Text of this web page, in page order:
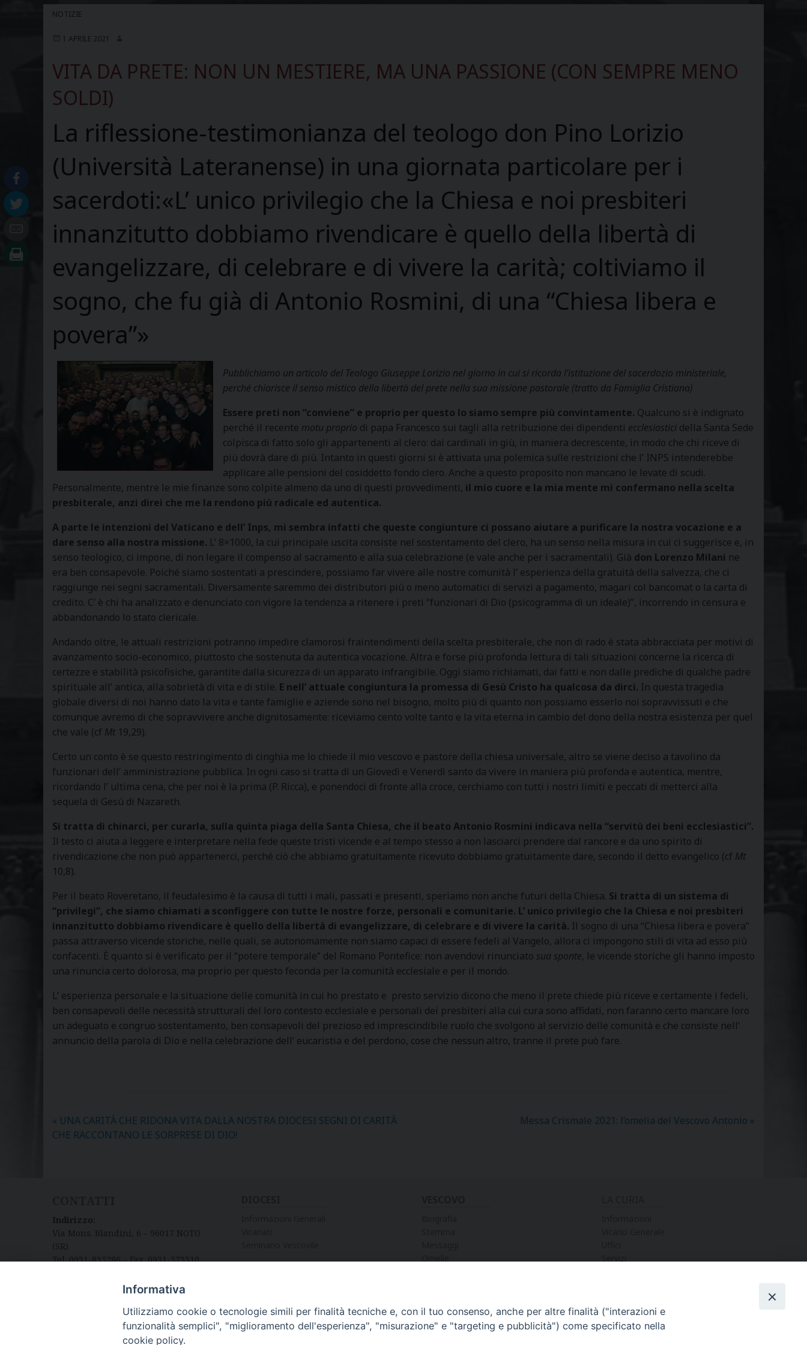
NOTIZIE
1 APRILE 2021
VITA DA PRETE: NON UN MESTIERE, MA UNA PASSIONE (CON SEMPRE MENO
SOLDI)
La riflessione-testimonianza del teologo don Pino Lorizio
(Università Lateranense) in una giornata particolare per i
sacerdoti:«L’ unico privilegio che la Chiesa e noi presbiteri
innanzitutto dobbiamo rivendicare è quello della libertà di
evangelizzare, di celebrare e di vivere la carità; coltiviamo il
sogno, che fu già di Antonio Rosmini, di una “Chiesa libera e
povera”»
Pubblichiamo un articolo del Teologo Giuseppe Lorizio nel giorno in cui si ricorda l’istituzione del sacerdozio ministeriale,
perché chiarisce il senso mistico della libertà del prete nella sua missione pastorale (tratto da Famiglia Cristiana)
Essere preti non “conviene” e proprio per questo lo siamo sempre più convintamente. Qualcuno si è indignato
perché il recente motu proprio di papa Francesco sui tagli alla retribuzione dei dipendenti ecclesiastici della Santa Sede
colpisca di fatto solo gli appartenenti al clero: dai cardinali in giù, in maniera decrescente, in modo che chi riceve di
più dovrà dare di più. Intanto in questi giorni si è attivata una polemica sulle restrizioni che l’ INPS intenderebbe
applicare alle pensioni del cosiddetto fondo clero. Anche a questo proposito non mancano le levate di scudi.
Personalmente, mentre le mie finanze sono colpite almeno da uno di questi provvedimenti, il mio cuore e la mia mente mi confermano nella scelta
presbiterale, anzi direi che me la rendono più radicale ed autentica.
A parte le intenzioni del Vaticano e dell’ Inps, mi sembra infatti che queste congiunture ci possano aiutare a purificare la nostra vocazione e a
dare senso alla nostra missione. L’ 8×1000, la cui principale uscita consiste nel sostentamento del clero, ha un senso nella misura in cui ci suggerisce e, in
senso teologico, ci impone, di non legare il compenso al sacramento e alla sua celebrazione (e vale anche per i sacramentali). Già don Lorenzo Milani ne
era ben consapevole. Poiché siamo sostentati a prescindere, possiamo far vivere alle nostre comunità l’ esperienza della gratuità della salvezza, che ci
raggiunge nei segni sacramentali. Diversamente saremmo dei distributori più o meno automatici di servizi a pagamento, magari col bancomat o la carta di
credito. C’ è chi ha analizzato e denunciato con vigore la tendenza a ritenere i preti “funzionari di Dio (psicogramma di un ideale)”, incorrendo in censura e
abbandonando lo stato clericale.
Andando oltre, le attuali restrizioni potranno impedire clamorosi fraintendimenti della scelta presbiterale, che non di rado è stata abbracciata per motivi di
avanzamento socio-economico, piuttosto che sostenuta da autentica vocazione. Altra e forse più profonda lettura di tali situazioni concerne la ricerca di
certezze e stabilità psicofisiche, garantite dalla sicurezza di un apparato infrangibile. Oggi siamo richiamati, dai fatti e non dalle prediche di qualche padre
spirituale all’ antica, alla sobrietà di vita e di stile. E nell’ attuale congiuntura la promessa di Gesù Cristo ha qualcosa da dirci. In questa tragedia
globale diversi di noi hanno dato la vita e tante famiglie e aziende sono nel bisogno, molto più di quanto non possiamo esserlo noi sopravvissuti e che
comunque avremo di che sopravvivere anche dignitosamente: riceviamo cento volte tanto e la vita eterna in cambio del dono della nostra esistenza per quel
che vale (cf Mt 19,29).
Certo un conto è se questo restringimento di cinghia me lo chiede il mio vescovo e pastore della chiesa universale, altro se viene deciso a tavolino da
funzionari dell’ amministrazione pubblica. In ogni caso si tratta di un Giovedì e Venerdì santo da vivere in maniera più profonda e autentica, mentre,
ricordando l’ ultima cena, che per noi è la prima (P. Ricca), e ponendoci di fronte alla croce, cerchiamo con tutti i nostri limiti e peccati di metterci alla
sequela di Gesù di Nazareth.
Si tratta di chinarci, per curarla, sulla quinta piaga della Santa Chiesa, che il beato Antonio Rosmini indicava nella “servitù dei beni ecclesiastici”.
Il testo ci aiuta a leggere e interpretare nella fede queste tristi vicende e al tempo stesso a non lasciarci prendere dal rancore e da uno spirito di
rivendicazione che non può appartenerci, perché ciò che abbiamo gratuitamente ricevuto dobbiamo gratuitamente dare, secondo il detto evangelico (cf Mt
10,8).
Per il beato Roveretano, il feudalesimo è la causa di tutti i mali, passati e presenti, speriamo non anche futuri della Chiesa. Si tratta di un sistema di
“privilegi”, che siamo chiamati a sconfiggere con tutte le nostre forze, personali e comunitarie. L’ unico privilegio che la Chiesa e noi presbiteri
innanzitutto dobbiamo rivendicare è quello della libertà di evangelizzare, di celebrare e di vivere la carità. Il sogno di una “Chiesa libera e povera”
passa attraverso vicende storiche, nelle quali, se autonomamente non siamo capaci di essere fedeli al Vangelo, allora ci impongono stili di vita ad esso più
confacenti. È quanto si è verificato per il “potere temporale” del Romano Pontefice: non avendovi rinunciato sua sponte, le vicende storiche gli hanno imposto
una rinuncia certo dolorosa, ma proprio per questo feconda per la comunità ecclesiale e per il mondo.
L’ esperienza personale e la situazione delle comunità in cui ho prestato e presto servizio dicono che meno il prete chiede più riceve e certamente i fedeli,
ben consapevoli delle necessità strutturali del loro contesto ecclesiale e personali dei presbiteri alla cui cura sono affidati, non faranno certo mancare loro
un adeguato e congruo sostentamento, ben consapevoli del prezioso ed imprescindibile ruolo che svolgono al servizio delle comunità e che consiste nell’
annuncio della parola di Dio e nella celebrazione dell’ eucaristia e del perdono, cose che nessun altro, tranne il prete può fare.
« UNA CARITÀ CHE RIDONA VITA DALLA NOSTRA DIOCESI SEGNI DI CARITÀ
CHE RACCONTANO LE SORPRESE DI DIO!
Messa Crismale 2021: l’omelia del Vescovo Antonio »
Indirizzo:
Via Mons. Blandini, 6 – 96017 NOTO
(SR)
Tel. 0931-835286 – Fax. 0931-573310
Lettere Pastorali
Decreti e Nomine
Informativa
Utilizziamo cookie o tecnologie simili per finalità tecniche e, con il tuo consenso, anche per altre finalità ("interazioni e
funzionalità semplici", "miglioramento dell'esperienza", "misurazione" e "targeting e pubblicità") come specificato nella
cookie policy.